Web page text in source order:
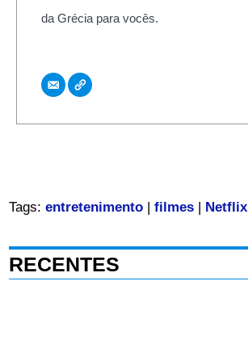
da Grécia para vocês.
Tags: entretenimento| filmes| Netflix
RECENTES